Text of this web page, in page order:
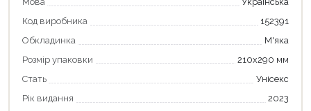
Код виробника
152391
Обкладинка
М'яка
Розмір упаковки
210х290 мм
Стать
Унісекс
Рік видання
2023